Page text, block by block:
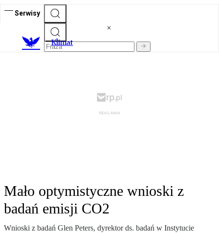
Serwisy
Klimat
Mało optymistyczne wnioski z
badań emisji CO2
Wnioski z badań Glen Peters, dyrektor ds. badań w Instytucie